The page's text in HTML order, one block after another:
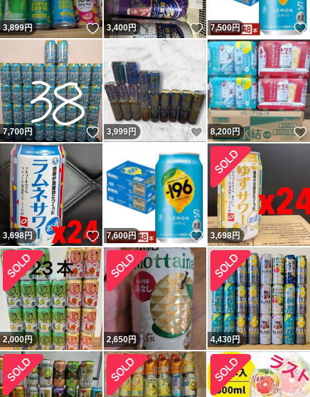
3,899円 いいね！
3,400円 いいね！
7,500円
7,700円 いいね！
3,999円 いいね！
8,200円
3,698円 いいね！
7,600円 いいね！
3,698円
2,000円 2,650円 4,430円